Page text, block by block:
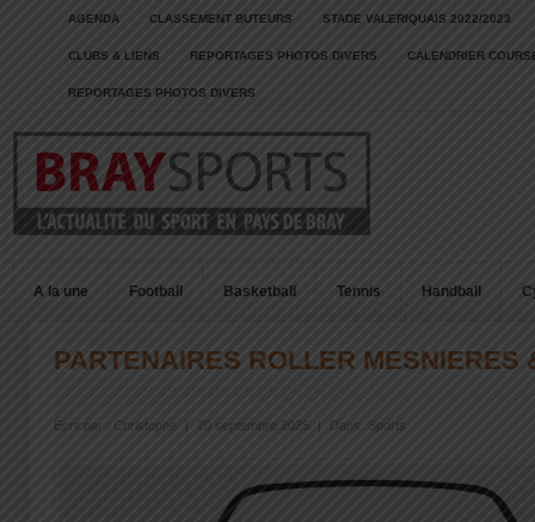
AGENDA CLASSEMENT BUTEURS STADE VALERIQUAIS 2022/2023
CLUBS & LIENS REPORTAGES PHOTOS DIVERS CALENDRIER
REPORTAGES PHOTOS DIVERS
A la une Football Basketball Tennis Handball
PARTENAIRES ROLLER MESNIERES
Écrit par : Christophe 20 septembre 2025 | Dans : Sports